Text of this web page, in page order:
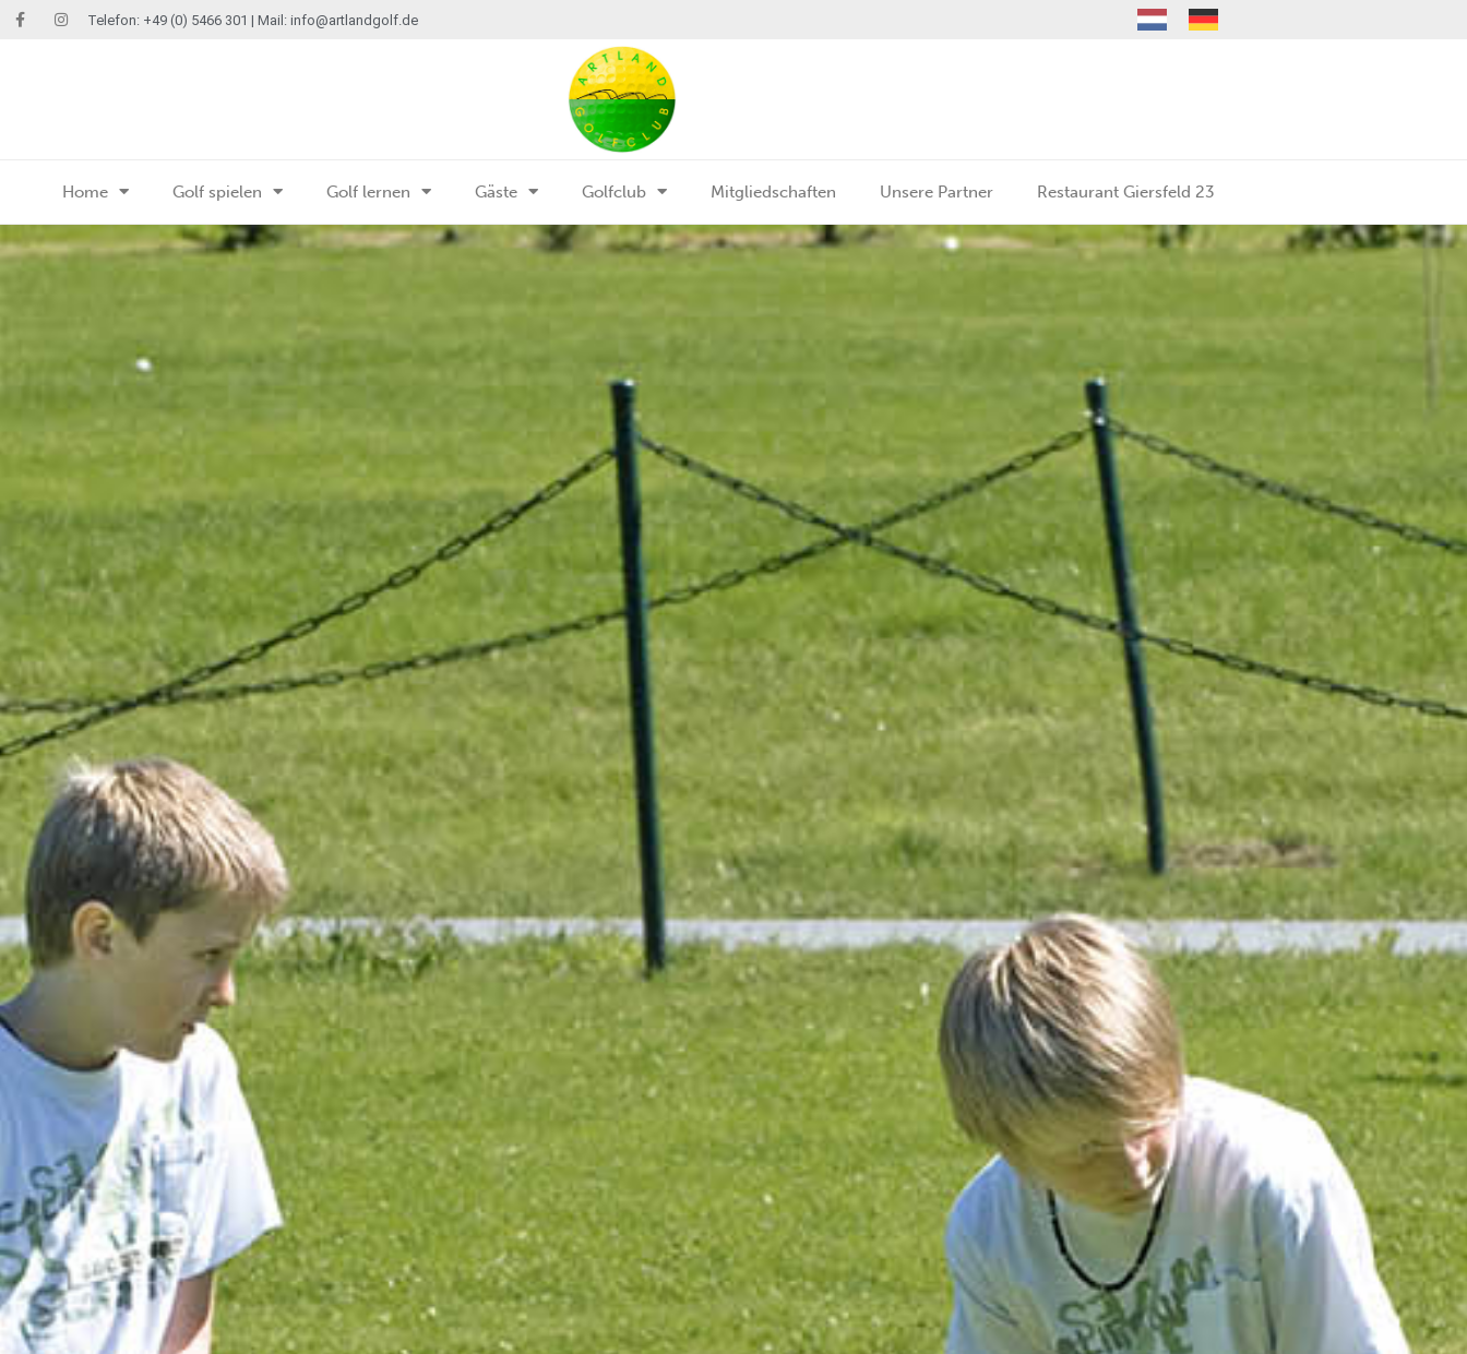
Telefon: +49 (0) 5466 301 | Mail: info@artlandgolf.de
Home Golf spielen Golf lernen Gäste Golfclub Mitgliedschaften Unsere Partner Restaurant Giersfeld 23